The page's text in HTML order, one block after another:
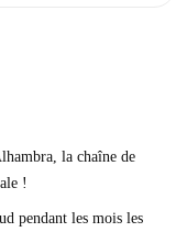
la chaîne de
!
pendant les mois les